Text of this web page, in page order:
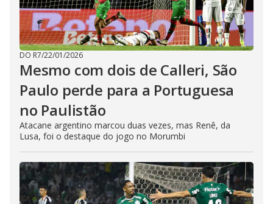
DO R7/22/01/2026
Mesmo com dois de Calleri, São
Paulo perde para a Portuguesa
no Paulistão
Atacane argentino marcou duas vezes, mas Renê, da
Lusa, foi o destaque do jogo no Morumbi